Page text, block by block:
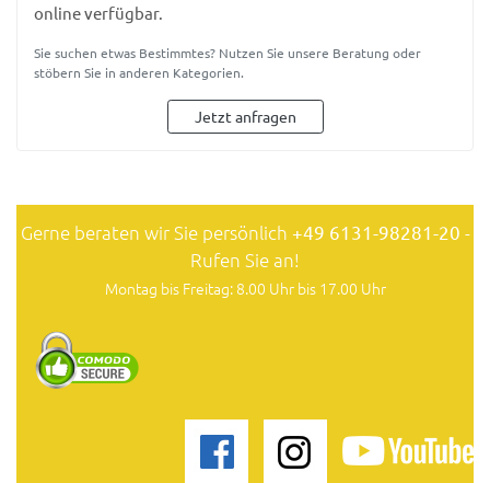
online verfügbar.
Sie suchen etwas Bestimmtes? Nutzen Sie unsere Beratung oder
stöbern Sie in anderen Kategorien.
Jetzt anfragen
Gerne beraten wir Sie persönlich +49 6131-98281-20 -
Rufen Sie an!
Montag bis Freitag: 8.00 Uhr bis 17.00 Uhr